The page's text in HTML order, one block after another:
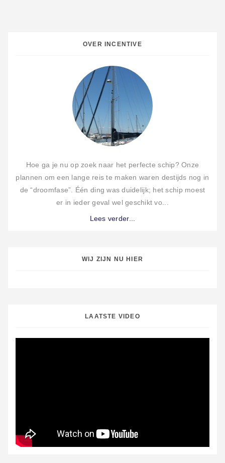
OVER INCENTIVE
Hoe ga je nu op zoek naar het perfecte schip? Onze
plannen om een lange reis te maken waren destijds nog in
de “droomfase”. Één ding was duidelijk; het schip moest
er in ieder geval wel geschikt vo...
Lees verder...
WIJ ZIJN NU HIER
LAATSTE VIDEO